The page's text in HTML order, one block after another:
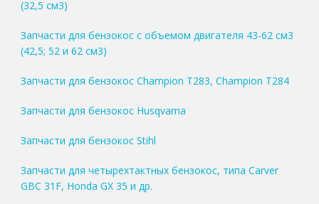
(32,5 см3)
Запчасти для бензокос с объемом двигателя 43-62 см3
(42,5; 52 и 62 см3)
Запчасти для бензокос Champion T283, Champion T284
Запчасти для бензокос Husqvarna
Запчасти для бензокос Stihl
Запчасти для четырехтактных бензокос, типа Carver
GBC 31F, Honda GX 35 и др.